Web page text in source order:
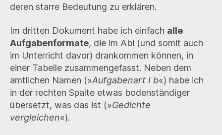
deren starre Bedeutung zu erklären.
Im dritten Dokument habe ich einfach alle
Aufgabenformate, die im Abi (und somit auch
im Unterricht davor) drankommen können, in
einer Tabelle zusammengefasst. Neben dem
amtlichen Namen (»Aufgabenart I b«) habe ich
in der rechten Spalte etwas bodenständiger
übersetzt, was das ist (»Gedichte
vergleichen«).